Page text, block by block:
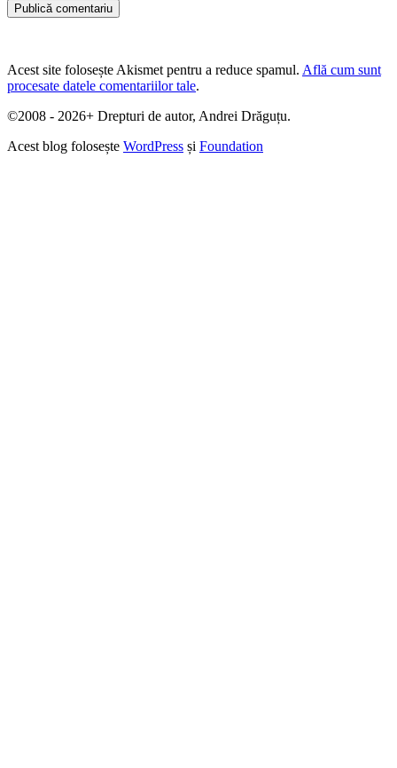
Publică comentariu
Acest site folosește Akismet pentru a reduce spamul. Află cum sunt
procesate datele comentariilor tale.
©2008 - 2026+ Drepturi de autor, Andrei Drăguțu.
Acest blog folosește WordPress și Foundation